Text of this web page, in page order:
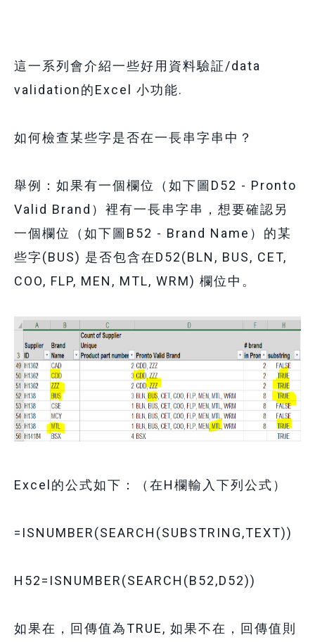
這一系列會介紹一些好用資料驗証/data
validation的Excel 小功能.
如何檢查某些字是否在一長串字串中？
舉例：如果有一個欄位（如下圖D52 - Pronto
Valid Brand）裡有一長串字串，想要確認另
一個欄位
（如下圖B52 - Brand Name ） 的某
些字(BUS) 是否包含在D52(BLN, BUS, CET,
COO, FLP, MEN, MTL, WRM) 欄位中。
Excel的公式如下：（在H欄輸入下列公式）
=ISNUMBER(SEARCH(SUBSTRING,TEXT))
H52=ISNUMBER(SEARCH(B52,D52))
如果在，回傳值為TRUE, 如果不在，回傳值則